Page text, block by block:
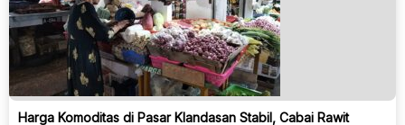
Harga Komoditas di Pasar Klandasan Stabil, Cabai Rawit